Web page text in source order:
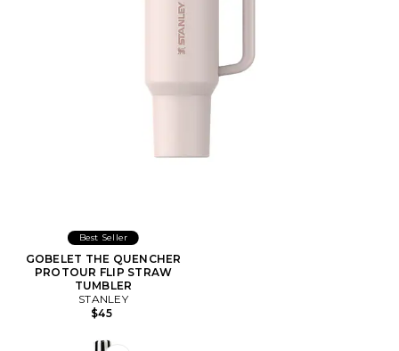
Best Seller
GOBELET THE QUENCHER
PROTOUR FLIP STRAW
TUMBLER
STANLEY
$45